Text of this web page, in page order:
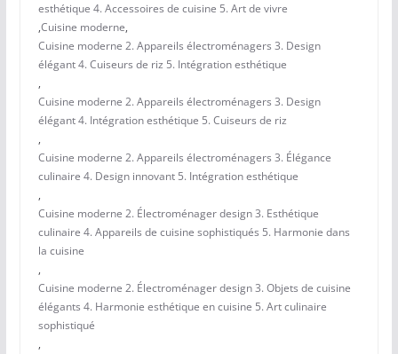
esthétique 4. Accessoires de cuisine 5. Art de vivre
,Cuisine moderne,
Cuisine moderne 2. Appareils électroménagers 3. Design
élégant 4. Cuiseurs de riz 5. Intégration esthétique
,
Cuisine moderne 2. Appareils électroménagers 3. Design
élégant 4. Intégration esthétique 5. Cuiseurs de riz
,
Cuisine moderne 2. Appareils électroménagers 3. Élégance
culinaire 4. Design innovant 5. Intégration esthétique
,
Cuisine moderne 2. Électroménager design 3. Esthétique
culinaire 4. Appareils de cuisine sophistiqués 5. Harmonie dans
la cuisine
,
Cuisine moderne 2. Électroménager design 3. Objets de cuisine
élégants 4. Harmonie esthétique en cuisine 5. Art culinaire
sophistiqué
,